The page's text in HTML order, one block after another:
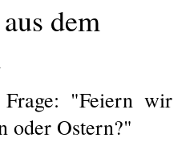
dem
"Feiern wir
oder Ostern?"